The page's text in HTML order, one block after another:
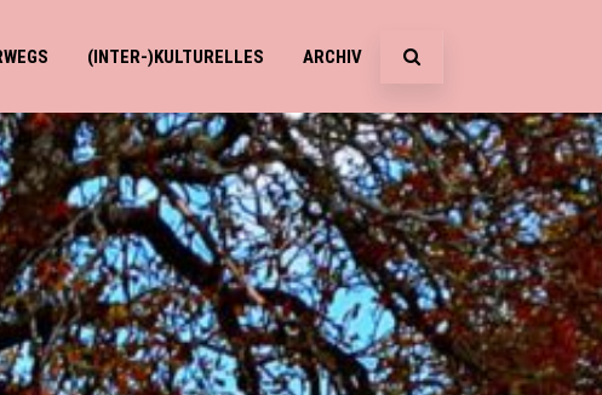
(INTER-)KULTURELLES ARCHIV